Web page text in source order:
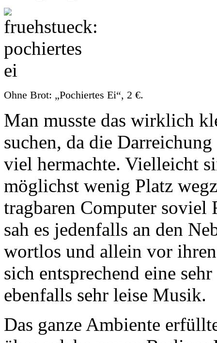
Ohne Brot: „Pochiertes Ei“, 2 €.
Man musste das wirklich
suchen, da die
viel hermachte. Vielleicht
möglichst wenig Platz
tragbaren Computer soviel
sah es jedenfalls an den
wortlos und allein vor
sich entsprechend eine
ebenfalls sehr leise Musik.
Das ganze Ambiente